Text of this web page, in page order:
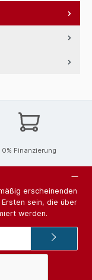
0% Finanzierung
erscheinenden
sein, die über
werden.